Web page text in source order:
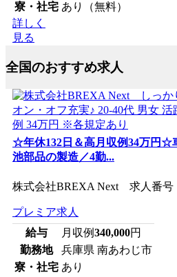
寮・社宅 あり（無料）
詳しく
見る
全国のおすすめ求人
☆年休132日＆高月収例34万円☆
池部品の製造／4勤...
株式会社BREXA Next 求人番号
プレミア求人
給与
月収例340,000円
勤務地
兵庫県 南あわじ市
寮・社宅 あり